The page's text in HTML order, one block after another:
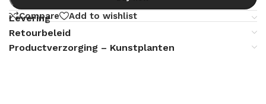
Compare Add to wishlist
Levering
Retourbeleid
Productverzorging – Kunstplanten